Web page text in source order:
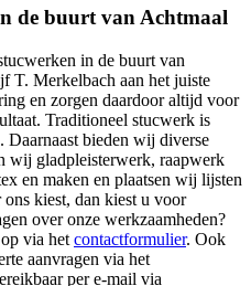
de buurt van Achtmaal
in de buurt van
T. Merkelbach aan het juiste
en zorgen daardoor altijd voor
Traditioneel stucwerk is
Daarnaast bieden wij diverse
wij gladpleisterwerk, raapwerk
en maken en plaatsen wij lijsten
kiest, dan kiest u voor
over onze werkzaamheden?
via het contactformulier. Ook
aanvragen via het
per e-mail via